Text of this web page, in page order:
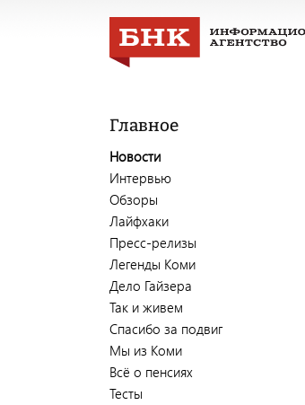
Главное
Новости
Интервью
Обзоры
Лайфхаки
Пресс-релизы
Легенды Коми
Дело Гайзера
Так и живем
Спасибо за подвиг
Мы из Коми
Всё о пенсиях
Тесты